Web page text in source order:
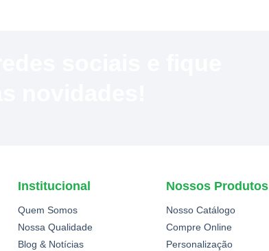
Institucional
Quem Somos
Nossa Qualidade
Blog & Notícias
Nossos Produtos
Nosso Catálogo
Compre Online
Personalização